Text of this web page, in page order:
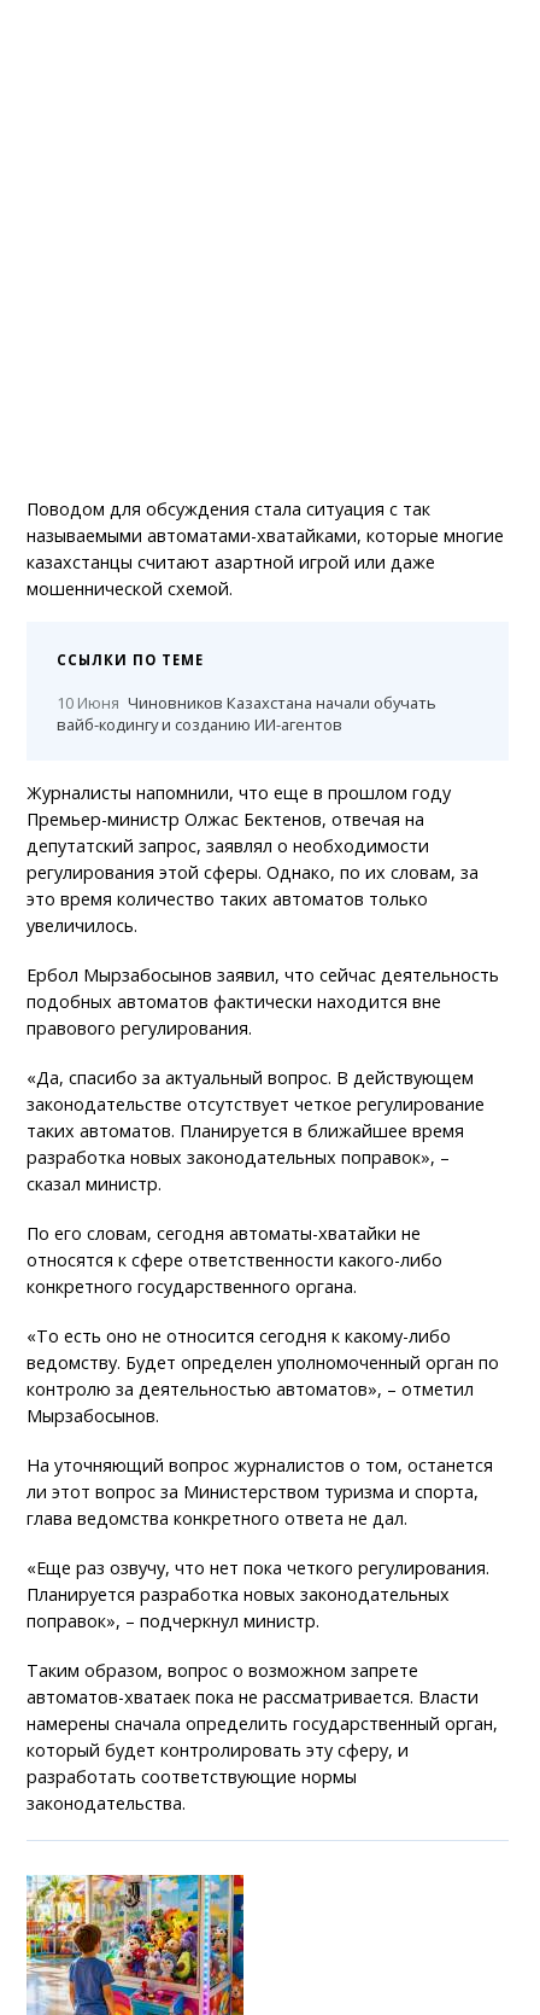
Поводом для обсуждения стала ситуация с так
называемыми автоматами-хватайками, которые многие
казахстанцы считают азартной игрой или даже
мошеннической схемой.
ССЫЛКИ ПО ТЕМЕ
10 Июня Чиновников Казахстана начали обучать
вайб-кодингу и созданию ИИ-агентов
Журналисты напомнили, что еще в прошлом году
Премьер-министр Олжас Бектенов, отвечая на
депутатский запрос, заявлял о необходимости
регулирования этой сферы. Однако, по их словам, за
это время количество таких автоматов только
увеличилось.
Ербол Мырзабосынов заявил, что сейчас деятельность
подобных автоматов фактически находится вне
правового регулирования.
«Да, спасибо за актуальный вопрос. В действующем
законодательстве отсутствует четкое регулирование
таких автоматов. Планируется в ближайшее время
разработка новых законодательных поправок», –
сказал министр.
По его словам, сегодня автоматы-хватайки не
относятся к сфере ответственности какого-либо
конкретного государственного органа.
«То есть оно не относится сегодня к какому-либо
ведомству. Будет определен уполномоченный орган по
контролю за деятельностью автоматов», – отметил
Мырзабосынов.
На уточняющий вопрос журналистов о том, останется
ли этот вопрос за Министерством туризма и спорта,
глава ведомства конкретного ответа не дал.
«Еще раз озвучу, что нет пока четкого регулирования.
Планируется разработка новых законодательных
поправок», – подчеркнул министр.
Таким образом, вопрос о возможном запрете
автоматов-хватаек пока не рассматривается. Власти
намерены сначала определить государственный орган,
который будет контролировать эту сферу, и
разработать соответствующие нормы
законодательства.